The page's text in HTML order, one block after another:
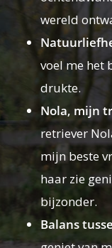
wereld
voel me het
drukte.
Nola, mijn
retriever
mijn beste
haar zie
bijzonder.
Balans